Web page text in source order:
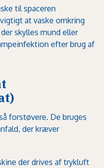
til spaceren
at vaske omkring
skylles mund eller
efter brug af
forstøvere. De bruges
der kræver
der drives af trykluft